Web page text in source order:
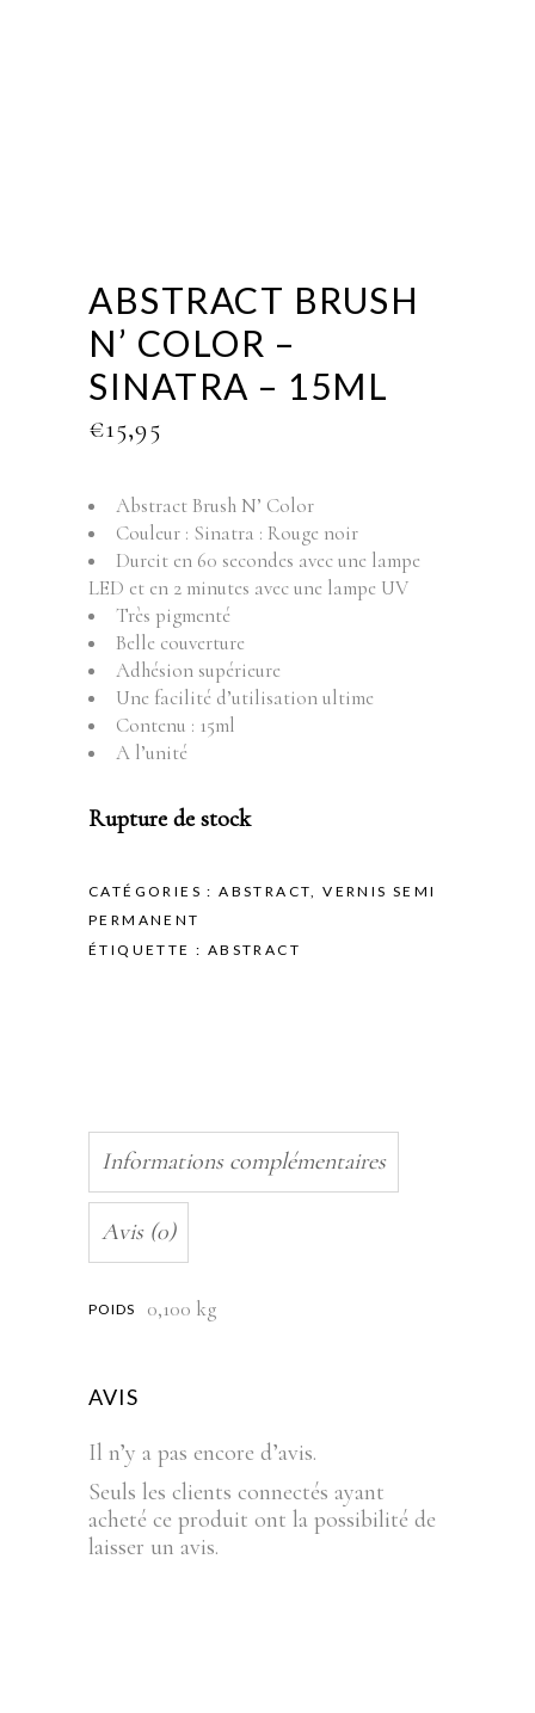
ABSTRACT BRUSH
N’ COLOR –
SINATRA – 15ML
€15,95
Abstract Brush N’ Color
Couleur : Sinatra : Rouge noir
Durcit en 60 secondes avec une lampe
LED et en 2 minutes avec une lampe UV
Très pigmenté
Belle couverture
Adhésion supérieure
Une facilité d’utilisation ultime
Contenu : 15ml
A l’unité
Rupture de stock
CATÉGORIES :ABSTRACT,VERNIS SEMI
PERMANENT
ÉTIQUETTE : ABSTRACT
Informations complémentaires
Avis (0)
POIDS 0,100 kg
AVIS
Il n’y a pas encore d’avis.
Seuls les clients connectés ayant
acheté ce produit ont la possibilité de
laisser un avis.